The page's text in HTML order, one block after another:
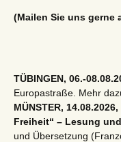
(Mailen Sie uns gerne
TÜBINGEN, 06.-
Europastraße. Mehr
MÜNSTER,
Freiheit“ – Lesung
und Übersetzung